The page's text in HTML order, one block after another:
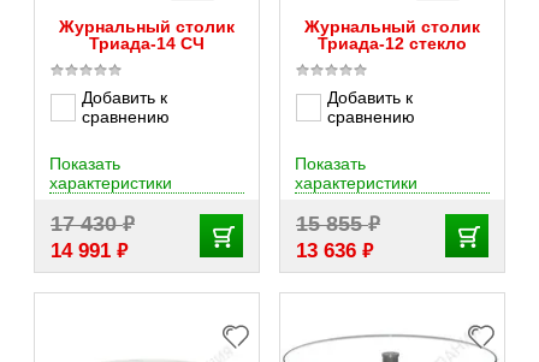
Журнальный столик
Триада-14 СЧ
Добавить к
сравнению
17 430₽
14 991 ₽
Показать
характеристики
Журнальный столик
Триада-12 стекло
Добавить к
сравнению
15 855₽
13 636 ₽
Показать
характеристики